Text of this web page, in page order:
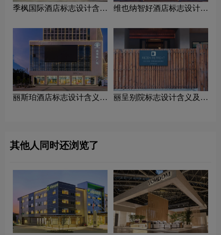
季枫国际酒店标志设计含义
维也纳智好酒店标志设计含
丽斯珀酒店标志设计含义及
丽呈别院标志设计含义及酒
其他人同时还浏览了